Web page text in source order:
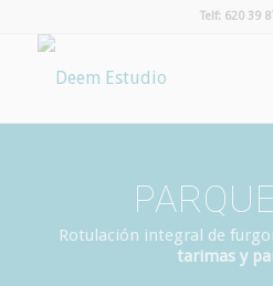
Telf: 620 39
Rotulación integral de
tarimas y